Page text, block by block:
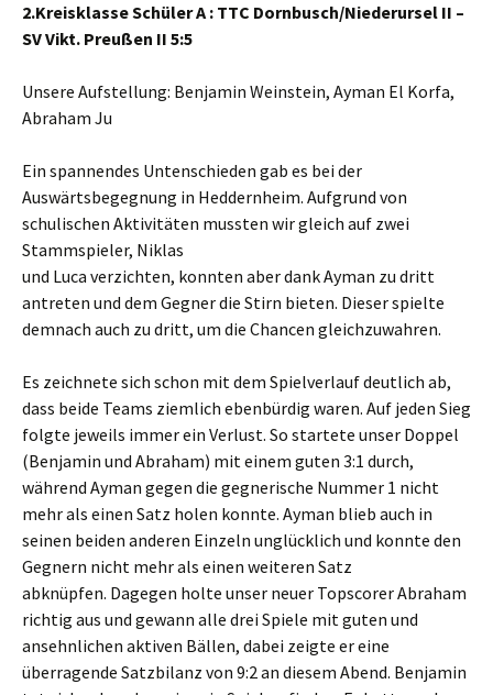
2.Kreisklasse Schüler A : TTC Dornbusch/Niederursel II –
SV Vikt. Preußen II 5:5
Unsere Aufstellung: Benjamin Weinstein, Ayman El Korfa,
Abraham Ju
Ein spannendes Untenschieden gab es bei der
Auswärtsbegegnung in Heddernheim. Aufgrund von
schulischen Aktivitäten mussten wir gleich auf zwei
Stammspieler, Niklas
und Luca verzichten, konnten aber dank Ayman zu dritt
antreten und dem Gegner die Stirn bieten. Dieser spielte
demnach auch zu dritt, um die Chancen gleichzuwahren.
Es zeichnete sich schon mit dem Spielverlauf deutlich ab,
dass beide Teams ziemlich ebenbürdig waren. Auf jeden Sieg
folgte jeweils immer ein Verlust. So startete unser Doppel
(Benjamin und Abraham) mit einem guten 3:1 durch,
während Ayman gegen die gegnerische Nummer 1 nicht
mehr als einen Satz holen konnte. Ayman blieb auch in
seinen beiden anderen Einzeln unglücklich und konnte den
Gegnern nicht mehr als einen weiteren Satz
abknüpfen. Dagegen holte unser neuer Topscorer Abraham
richtig aus und gewann alle drei Spiele mit guten und
ansehnlichen aktiven Bällen, dabei zeigte er eine
überragende Satzbilanz von 9:2 an diesem Abend. Benjamin